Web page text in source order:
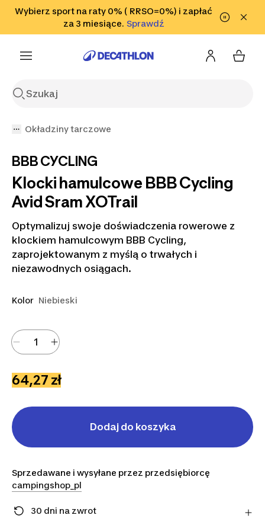
Przejdź do wyszukiwania Przejdź do treści
Przejdź
Wybierz sport na raty 0% ( RRSO=0%) i zapłać
za 3 miesiące. SprawdźSprawdź
Sprawdź
Okładziny tarczowe
BBB CYCLING
Klocki hamulcowe BBB Cycling
Avid Sram XOTrail
Optymalizuj swoje doświadczenia rowerowe z
klockiem hamulcowym BBB Cycling,
zaprojektowanym z myślą o trwałych i
niezawodnych osiągach.
Kolor Niebieski
64,27 zł
Dodaj do koszyka
Sprzedawane i wysyłane przez przedsiębiorcę
campingshop_pl
30 dni na zwrot